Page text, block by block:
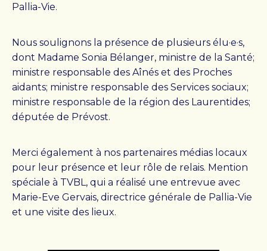
Pallia-Vie.
Nous soulignons la présence de plusieurs élu·e·s,
dont Madame Sonia Bélanger, ministre de la Santé;
ministre responsable des Aînés et des Proches
aidants; ministre responsable des Services sociaux;
ministre responsable de la région des Laurentides;
députée de Prévost.
Merci également à nos partenaires médias locaux
pour leur présence et leur rôle de relais. Mention
spéciale à TVBL, qui a réalisé une entrevue avec
Marie-Eve Gervais, directrice générale de Pallia-Vie
et une visite des lieux.